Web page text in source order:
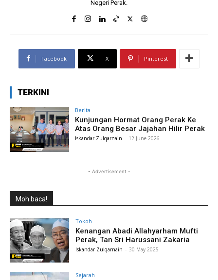
Negeri Perak.
Facebook X Pinterest
TERKINI
Berita
Kunjungan Hormat Orang Perak Ke
Atas Orang Besar Jajahan Hilir Perak
Iskandar Zulqarnain - 12 June 2026
- Advertisement -
Moh baca!
Tokoh
Kenangan Abadi Allahyarham Mufti
Perak, Tan Sri Harussani Zakaria
Iskandar Zulqarnain - 30 May 2025
Sejarah